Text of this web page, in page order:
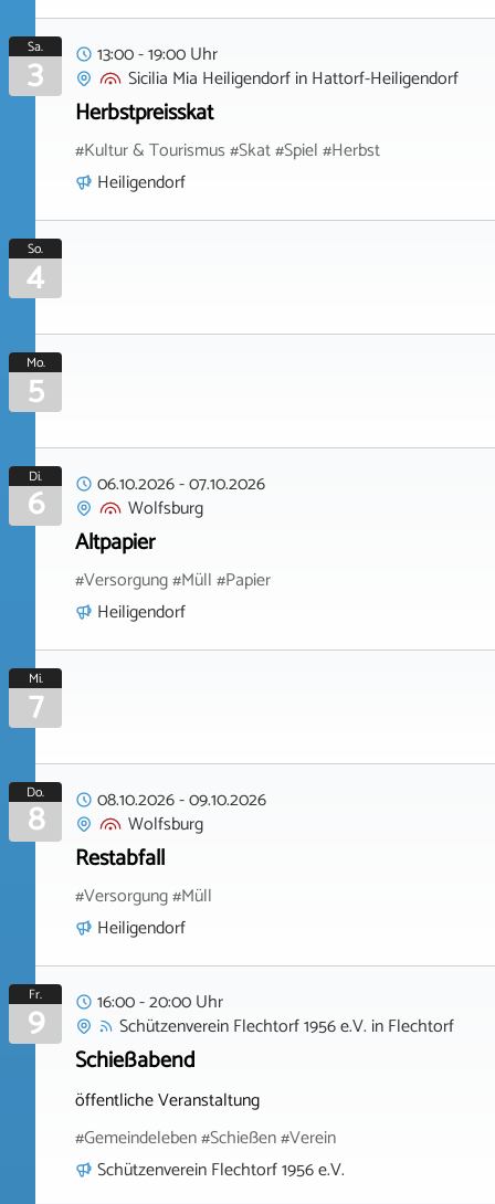
Sa.
3
13:00 - 19:00 Uhr
Sicilia Mia HeiligendorfinHattorf-Heiligendorf
Herbstpreisskat
#Kultur & Tourismus #Skat #Spiel #Herbst
Heiligendorf
So.
4
Mo.
5
Di.
6 06.10.2026-07.10.2026
Wolfsburg
Altpapier
#Versorgung #Müll #Papier
Heiligendorf
Mi.
7
Do.
8 08.10.2026-09.10.2026
Wolfsburg
Restabfall
#Versorgung #Müll
Heiligendorf
Fr.
9
16:00 - 20:00 Uhr
Schützenverein Flechtorf 1956 e.V. inFlechtorf
Schießabend
öffentliche Veranstaltung
#Gemeindeleben #Schießen #Verein
Schützenverein Flechtorf 1956 e.V.